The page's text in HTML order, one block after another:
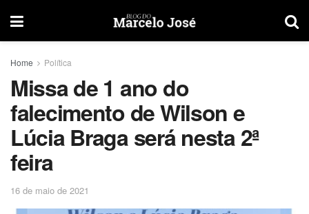
Home Política
Missa de 1 ano do
falecimento de Wilson e
Lúcia Braga será nesta 2ª
feira
16 de maio de 2021